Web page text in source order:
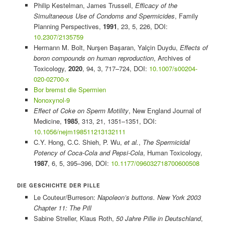
Philip Kestelman, James Trussell, Efficacy of the
Simultaneous Use of Condoms and Spermicides, Family
Planning Perspectives, 1991, 23, 5, 226, DOI:
10.2307/2135759
Hermann M. Bolt, Nurşen Başaran, Yalçin Duydu, Effects of
boron compounds on human reproduction, Archives of
Toxicology, 2020, 94, 3, 717–724, DOI: 10.1007/s00204-
020-02700-x
Bor bremst die Spermien
Nonoxynol-9
Effect of Coke on Sperm Motility, New England Journal of
Medicine, 1985, 313, 21, 1351–1351, DOI:
10.1056/nejm198511213132111
C.Y. Hong, C.C. Shieh, P. Wu, et al., The Spermicidal
Potency of Coca-Cola and Pepsi-Cola, Human Toxicology,
1987, 6, 5, 395–396, DOI: 10.1177/096032718700600508
DIE GESCHICHTE DER PILLE
Le Couteur/Burreson: Napoleon’s buttons. New York 2003
Chapter 11: The Pill
Sabine Streller, Klaus Roth, 50 Jahre Pille in Deutschland,